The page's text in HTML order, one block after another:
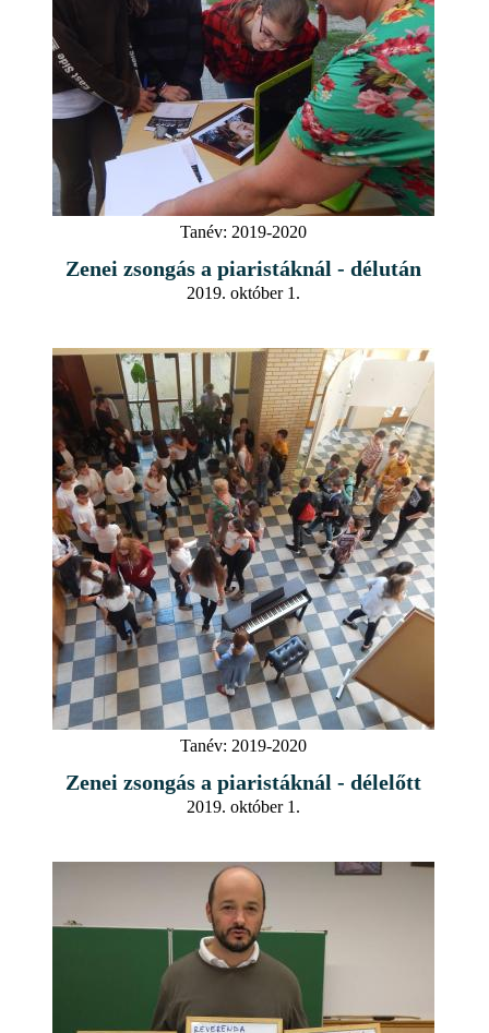
Tanév: 2019-2020
Zenei zsongás a piaristáknál - délután
2019. október 1.
Tanév: 2019-2020
Zenei zsongás a piaristáknál - délelőtt
2019. október 1.